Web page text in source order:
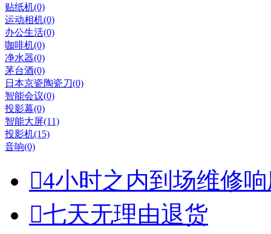
贴纸机(0)
运动相机(0)
办公生活(0)
咖啡机(0)
净水器(0)
茅台酒(0)
日本京瓷陶瓷刀(0)
智能会议(0)
投影幕(0)
智能大屏(11)
投影机(15)
音响(0)
4小时之内到场维修
七天无理由退货